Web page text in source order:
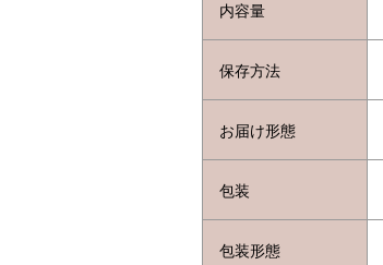
内容量
保存方法
お届け形態
包装
包装形態